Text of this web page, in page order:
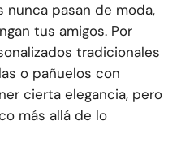
nunca pasan de moda,
tus amigos. Por
tradicionales
o pañuelos con
cierta elegancia, pero
más allá de lo